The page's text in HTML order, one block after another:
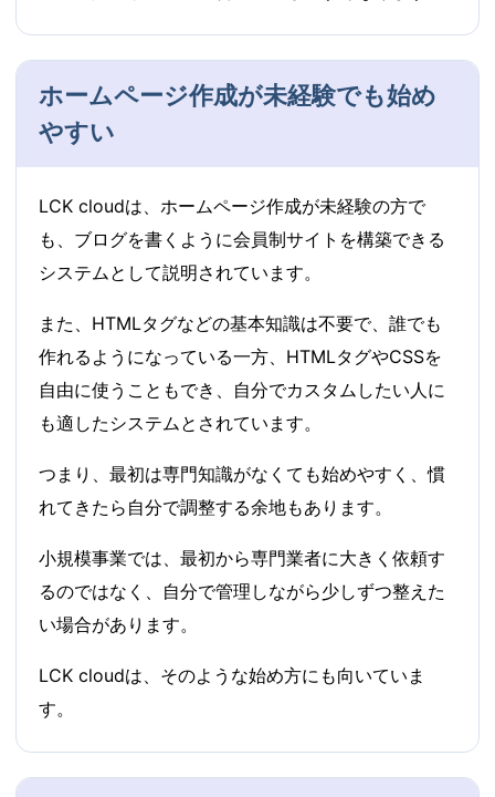
ホームページ作成が未経験でも始め
やすい
LCK cloudは、ホームページ作成が未経験の方で
も、ブログを書くように会員制サイトを構築できる
システムとして説明されています。
また、HTMLタグなどの基本知識は不要で、誰でも
作れるようになっている一方、HTMLタグやCSSを
自由に使うこともでき、自分でカスタムしたい人に
も適したシステムとされています。
つまり、最初は専門知識がなくても始めやすく、慣
れてきたら自分で調整する余地もあります。
小規模事業では、最初から専門業者に大きく依頼す
るのではなく、自分で管理しながら少しずつ整えた
い場合があります。
LCK cloudは、そのような始め方にも向いていま
す。